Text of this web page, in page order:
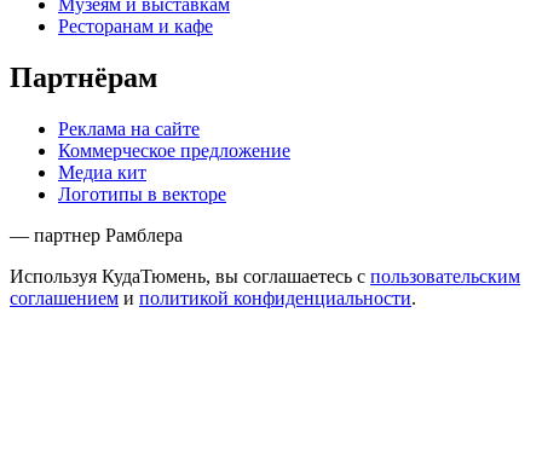
Ресторанам и кафе
Партнёрам
Реклама на сайте
Коммерческое предложение
Медиа кит
Логотипы в векторе
— партнер Рамблера
Используя КудаТюмень, вы соглашаетесь с пользовательским
соглашением и политикой конфиденциальности.